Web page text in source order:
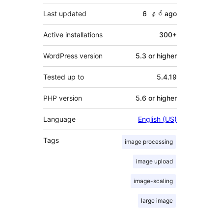
Last updated 6 နှစ် ago
Active installations 300+
WordPress version 5.3 or higher
Tested up to 5.4.19
PHP version 5.6 or higher
Language English (US)
Tags image processing
image upload
image-scaling
large image